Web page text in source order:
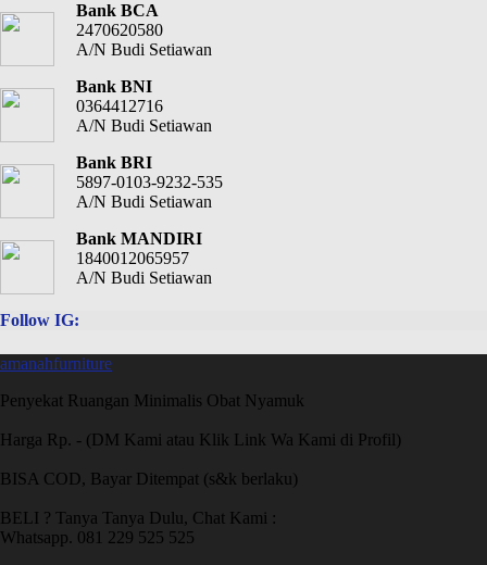
Bank BCA
2470620580
A/N Budi Setiawan
Bank BNI
0364412716
A/N Budi Setiawan
Bank BRI
5897-0103-9232-535
A/N Budi Setiawan
Bank MANDIRI
1840012065957
A/N Budi Setiawan
Follow IG:
amanahfurniture
Penyekat Ruangan Minimalis Obat Nyamuk
Harga Rp. - (DM Kami atau Klik Link Wa Kami di Profil)
BISA COD, Bayar Ditempat (s&k berlaku)
BELI ? Tanya Tanya Dulu, Chat Kami :
Whatsapp. 081 229 525 525